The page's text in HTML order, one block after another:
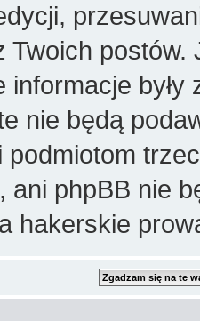
Twoich
informacje
nie będą
podmiotom
ani phpBB nie
hakerskie